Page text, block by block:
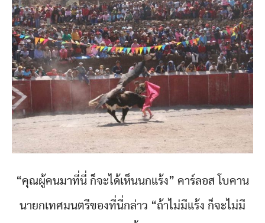
“คุณผู้คนมาที่นี่ ก็จะได้เห็นนกแร้ง” คาร์ลอส โบคาน
นายกเทศมนตรีของที่นี่กล่าว “ถ้าไม่มีแร้ง ก็จะไม่มี